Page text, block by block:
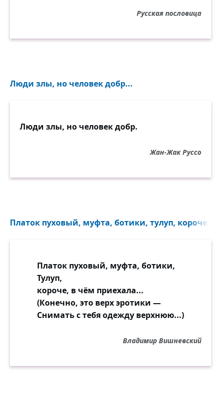
Русская пословица
Люди злы, но человек добр...
Люди злы, но человек добр.
Жан-Жак Руссо
Платок пуховый, муфта, ботики, тулуп, короче, в
Платок пуховый, муфта, ботики,
Тулуп,
короче, в чём приехала...
(Конечно, это верх эротики —
Снимать с тебя одежду верхнюю...)
Владимир Вишневский